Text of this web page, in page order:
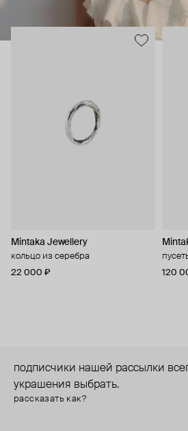
Mintaka Jewellery
кольцо из серебра
22 000 ₽
120
подписчики нашей рассылки
украшения выбрать.
рассказать как?